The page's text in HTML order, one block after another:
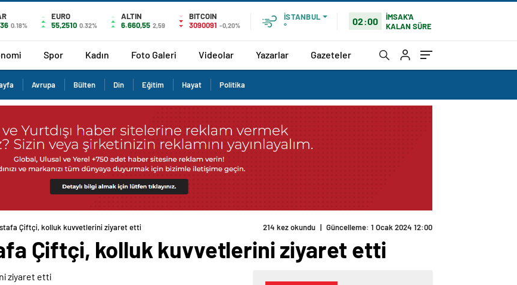
0.18%
EURO
55,2510 0.32%
ALTIN
6.660,55 2,59
BITCOIN
3090091 -0,20%
İSTANBUL
°
02:00
İMSAK'A
KALAN SÜRE
Spor Kadın Foto Galeri Videolar Yazarlar Gazeteler
Avrupa Bülten Din Eğitim Hayat Politika
Çiftçi, kolluk kuvvetlerini ziyaret etti 214 kez okundu | Güncelleme: 1 Ocak 2024 12:00
Çiftçi, kolluk kuvvetlerini ziyaret etti